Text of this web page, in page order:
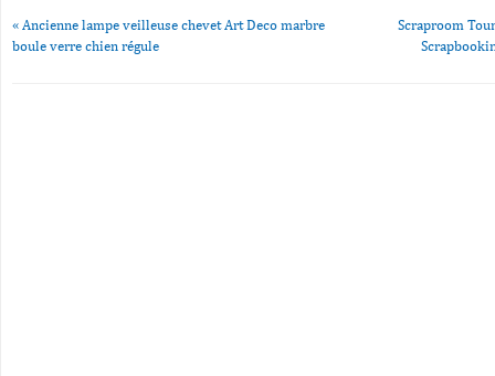
« Ancienne lampe veilleuse chevet Art Deco marbre
boule verre chien régule
Scraproom